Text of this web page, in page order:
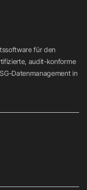
für den
audit-konforme
Datenmanagement in